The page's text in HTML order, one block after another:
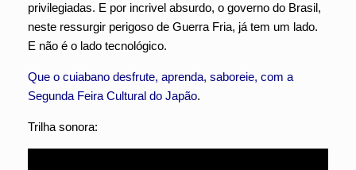
privilegiadas. E por incrivel absurdo, o governo do Brasil,
neste ressurgir perigoso de Guerra Fria, já tem um lado.
E não é o lado tecnológico.
Que o cuiabano desfrute, aprenda, saboreie, com a
Segunda Feira Cultural do Japão.
Trilha sonora: